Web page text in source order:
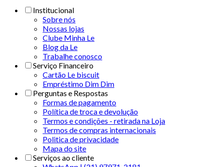
Institucional
Sobre nós
Nossas lojas
Clube Minha Le
Blog da Le
Trabalhe conosco
Serviço Financeiro
Cartão Le biscuit
Empréstimo Dim Dim
Perguntas e Respostas
Formas de pagamento
Política de troca e devolução
Termos e condições - retirada na Loja
Termos de compras internacionais
Politica de privacidade
Mapa do site
Serviços ao cliente